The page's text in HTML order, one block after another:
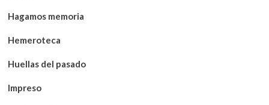
Hagamos memoria
Hemeroteca
Huellas del pasado
Impreso